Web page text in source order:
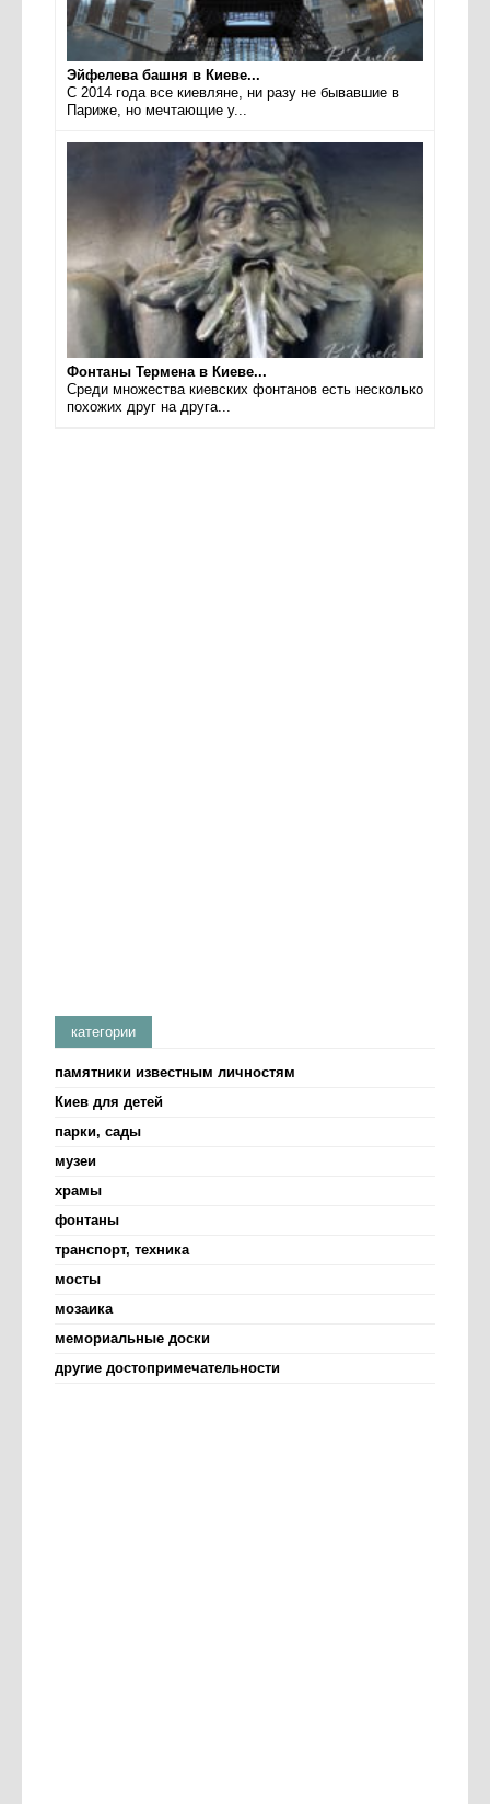
Эйфелева башня в Киеве...
С 2014 года все киевляне, ни разу не бывавшие в
Париже, но мечтающие у...
Фонтаны Термена в Киеве...
Среди множества киевских фонтанов есть несколько
похожих друг на друга...
категории
памятники известным личностям
Киев для детей
парки, сады
музеи
храмы
фонтаны
транспорт, техника
мосты
мозаика
мемориальные доски
другие достопримечательности